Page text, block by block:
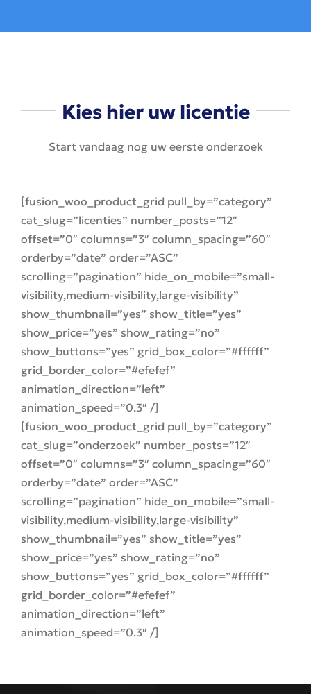
Kies hier uw licentie
Start vandaag nog uw eerste onderzoek
[fusion_woo_product_grid pull_by=”category”
cat_slug=”licenties” number_posts=”12″
offset=”0″ columns=”3″ column_spacing=”60″
orderby=”date” order=”ASC”
scrolling=”pagination” hide_on_mobile=”small-
visibility,medium-visibility,large-visibility”
show_thumbnail=”yes” show_title=”yes”
show_price=”yes” show_rating=”no”
show_buttons=”yes” grid_box_color=”#ffffff”
grid_border_color=”#efefef”
animation_direction=”left”
animation_speed=”0.3″ /]
[fusion_woo_product_grid pull_by=”category”
cat_slug=”onderzoek” number_posts=”12″
offset=”0″ columns=”3″ column_spacing=”60″
orderby=”date” order=”ASC”
scrolling=”pagination” hide_on_mobile=”small-
visibility,medium-visibility,large-visibility”
show_thumbnail=”yes” show_title=”yes”
show_price=”yes” show_rating=”no”
show_buttons=”yes” grid_box_color=”#ffffff”
grid_border_color=”#efefef”
animation_direction=”left”
animation_speed=”0.3″ /]